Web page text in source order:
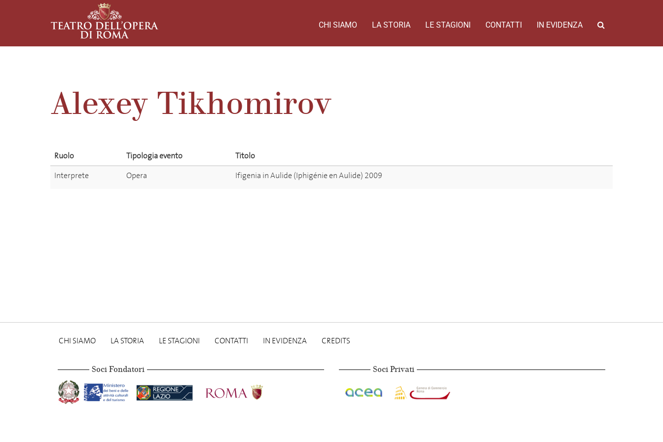
CHI SIAMO LA STORIA LE STAGIONI CONTATTI IN EVIDENZA
Alexey Tikhomirov
Ruolo Tipologia evento
Titolo
Interprete
Opera Ifigenia in Aulide (Iphigénie en Aulide) 2009
CHI SIAMO LA STORIA LE STAGIONI CONTATTI IN EVIDENZA CREDITS
Soci Fondatori Soci Privati